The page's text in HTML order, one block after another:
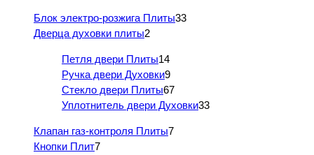
Блок электро-розжига Плиты33
Дверца духовки плиты2
Петля двери Плиты14
Ручка двери Духовки9
Стекло двери Плиты67
Уплотнитель двери Духовки33
Клапан газ-контроля Плиты7
Кнопки Плит7